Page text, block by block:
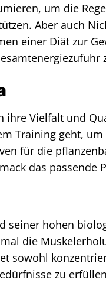
um die
Aber auch
einer Diät zur
ihre Vielfalt und
Training geht, um
für die
das passende
seiner hohen
die
sowohl
zu